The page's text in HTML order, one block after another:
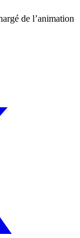
de l’animation